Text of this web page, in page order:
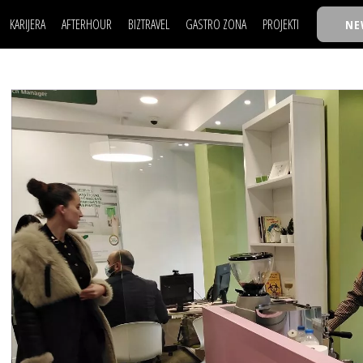
KARIJERA
LJUDI (HR)
MOJ UGAO
USAVRŠAVANJE
KNOW-HOW
AFTERHOUR
KNJIGE
AUTO SVET
STIL
WELLBEING
BIZTRAVEL GASTRO ZONA PROJEKTI
TASTY TALKS
30 ISPOD 30
BACK TO
BIZBENDOVI
BIZKOLEGIJUM
BMW BIZNIS
BIZLIFE WEEK
IZJAVA GODINE
POSAO
MOJ UGAO
USAVRŠAVANJE
FILM I SCENA
AUTO SVET
WELLBEING
NAJKOLEGA
30 ISPOD 30
BACK TO
BIZBENDOVI
BIZKOLEGIJUM
BMW BIZNIS
BIZLIFE WEEK
IZJAVA GODINE